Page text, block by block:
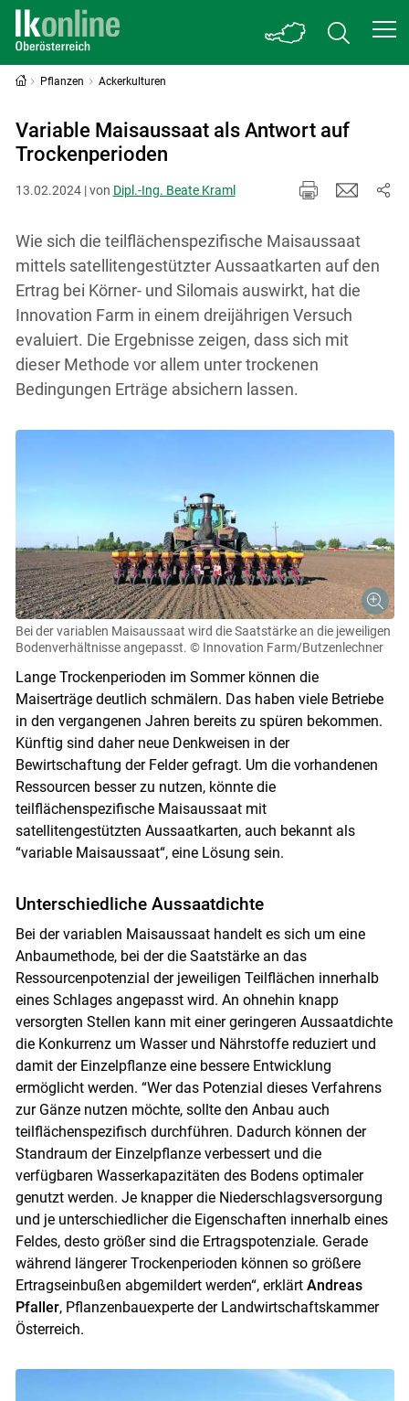
Pflanzen Ackerkulturen
Variable Maisaussaat als Antwort auf
Trockenperioden
13.02.2024 | von Dipl.-Ing. Beate Kraml
Wie sich die teilflächenspezifische Maisaussaat
mittels satellitengestützter Aussaatkarten auf den
Ertrag bei Körner- und Silomais auswirkt, hat die
Innovation Farm in einem dreijährigen Versuch
evaluiert. Die Ergebnisse zeigen, dass sich mit
dieser Methode vor allem unter trockenen
Bedingungen Erträge absichern lassen.
Bei der variablen Maisaussaat wird die Saatstärke an die jeweiligen
Bodenverhältnisse angepasst. © Innovation Farm/Butzenlechner
Lange Trockenperioden im Sommer können die
Maiserträge deutlich schmälern. Das haben viele Betriebe
in den vergangenen Jahren bereits zu spüren bekommen.
Künftig sind daher neue Denkweisen in der
Bewirtschaftung der Felder gefragt. Um die vorhandenen
Ressourcen besser zu nutzen, könnte die
teilflächenspezifische Maisaussaat mit
satellitengestützten Aussaatkarten, auch bekannt als
“variable Maisaussaat“, eine Lösung sein.
Unterschiedliche Aussaatdichte
Bei der variablen Maisaussaat handelt es sich um eine
Anbaumethode, bei der die Saatstärke an das
Ressourcenpotenzial der jeweiligen Teilflächen innerhalb
eines Schlages angepasst wird. An ohnehin knapp
versorgten Stellen kann mit einer geringeren Aussaatdichte
die Konkurrenz um Wasser und Nährstoffe reduziert und
damit der Einzelpflanze eine bessere Entwicklung
ermöglicht werden. “Wer das Potenzial dieses Verfahrens
zur Gänze nutzen möchte, sollte den Anbau auch
teilflächenspezifisch durchführen. Dadurch können der
Standraum der Einzelpflanze verbessert und die
verfügbaren Wasserkapazitäten des Bodens optimaler
genutzt werden. Je knapper die Niederschlagsversorgung
und je unterschiedlicher die Eigenschaften innerhalb eines
Feldes, desto größer sind die Ertragspotenziale. Gerade
während längerer Trockenperioden können so größere
Ertragseinbußen abgemildert werden“, erklärt Andreas
Pfaller, Pflanzenbauexperte der Landwirtschaftskammer
Österreich.